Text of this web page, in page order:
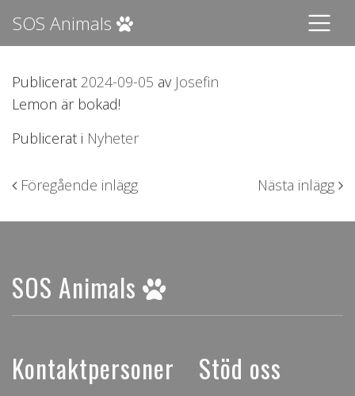
SOS Animals
Publicerat 2024-09-05 av Josefin
Lemon är bokad!
Publicerat i Nyheter
Inläggsnavigering
Föregående inlägg Nästa inlägg
SOS Animals
Kontaktpersoner Stöd oss